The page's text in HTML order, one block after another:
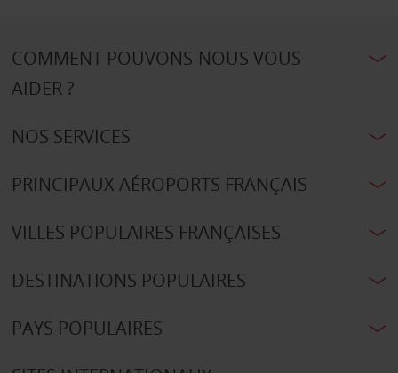
COMMENT POUVONS-NOUS VOUS
AIDER ?
NOS SERVICES
PRINCIPAUX AÉROPORTS FRANÇAIS
VILLES POPULAIRES FRANÇAISES
DESTINATIONS POPULAIRES
PAYS POPULAIRES